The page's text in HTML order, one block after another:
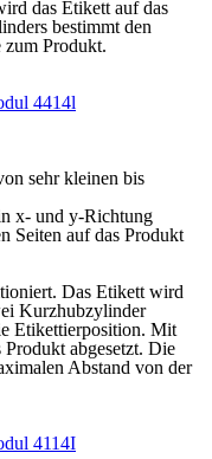
das Etikett auf das
bestimmt den
zum Produkt.
sehr kleinen bis
x- und y-Richtung
Seiten auf das Produkt
Das Etikett wird
Kurzhubzylinder
Etikettierposition. Mit
abgesetzt. Die
Abstand von der